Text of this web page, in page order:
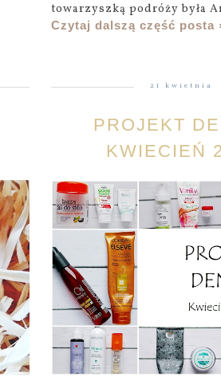
towarzyszką podróży była
Czytaj dalszą część posta
21 kwietnia
PROJEKT
KWIECIEŃ